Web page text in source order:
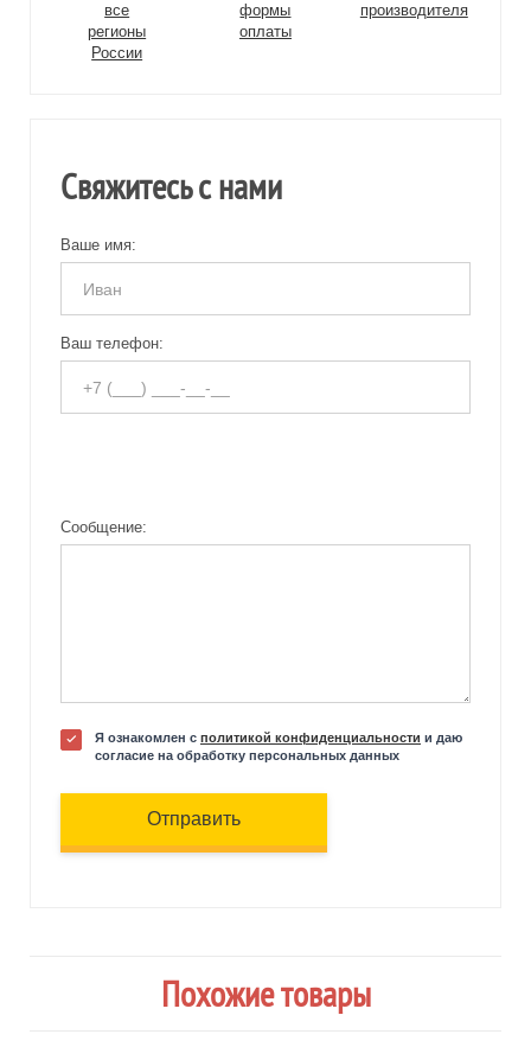
все
регионы
России
формы
оплаты
производителя
Свяжитесь с нами
Ваше имя:
Ваш телефон:
Сообщение:
Я ознакомлен с политикой конфиденциальности и даю
согласие на обработку персональных данных
Отправить
Похожие товары